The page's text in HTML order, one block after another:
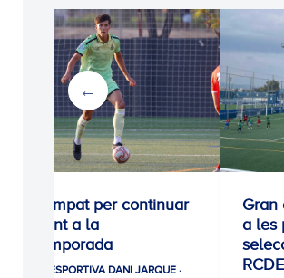
Empat per continuar
a la
ESPORTIVA DANI JARQUE ·
Gran
a les
selecció
RCDE